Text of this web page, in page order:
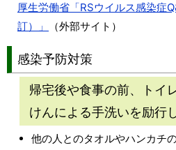
厚生労働省「RSウイルス感染症
訂）」
（外部サイト）
感染予防対策
帰宅後や食事の前、トイ
けんによる手洗いを励行
他の人とのタオルやハンカチ